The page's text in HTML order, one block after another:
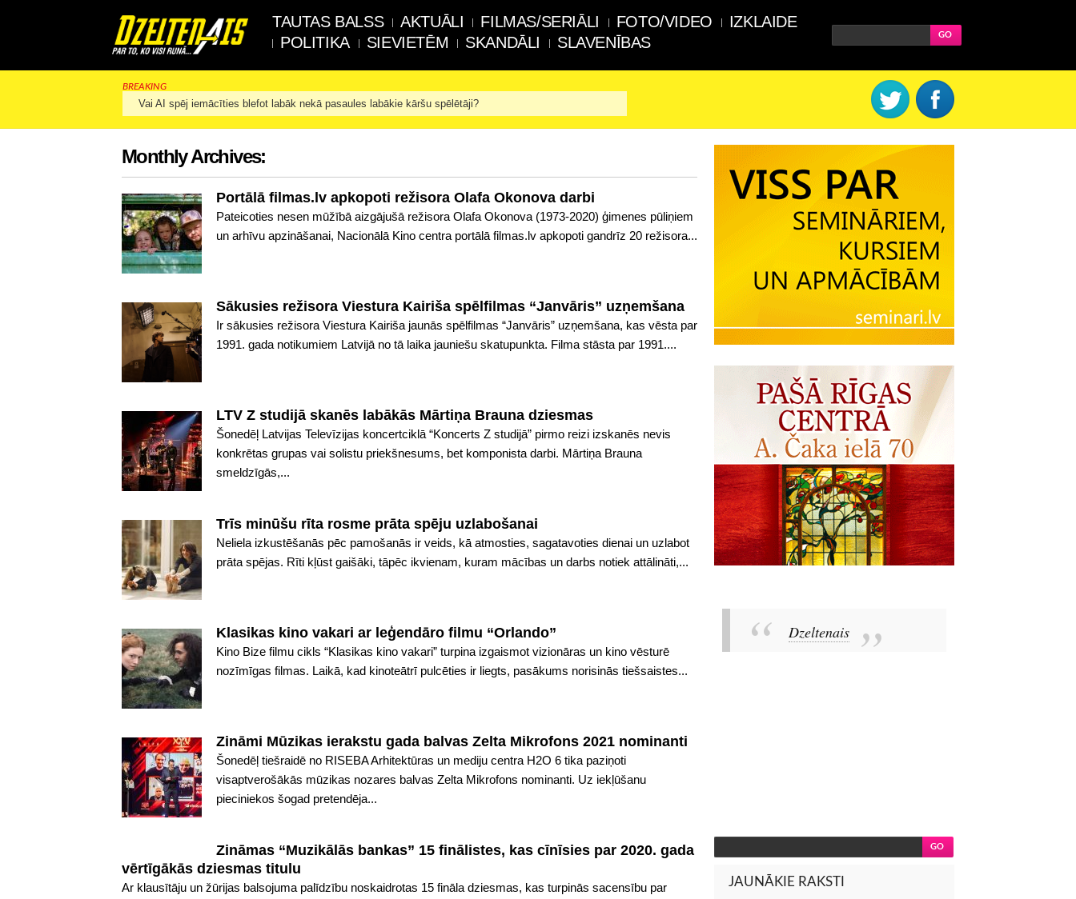
TAUTAS BALSS AKTUĀLI FILMAS/SERIĀLI FOTO/VIDEO
IZKLAIDE
POLITIKA
SIEVIETĒM SKANDĀLI SLAVENĪBAS
BREAKING
Vai AI spēj iemācīties blefot labāk nekā pasaules labākie kāršu spēlētāji?
Monthly Archives:
Portālā filmas.lv apkopoti režisora Olafa Okonova darbi
Pateicoties nesen mūžībā aizgājušā režisora Olafa Okonova (1973-2020) ģimenes pūliņiem
un arhīvu apzināšanai, Nacionālā Kino centra portālā filmas.lv apkopoti gandrīz 20 režisora...
Sākusies režisora Viestura Kairiša spēlfilmas “Janvāris” uzņemšana
Ir sākusies režisora Viestura Kairiša jaunās spēlfilmas “Janvāris” uzņemšana, kas vēsta par
1991. gada notikumiem Latvijā no tā laika jauniešu skatupunkta. Filma stāsta par 1991....
LTV Z studijā skanēs labākās Mārtiņa Brauna dziesmas
Šonedēļ Latvijas Televīzijas koncertciklā “Koncerts Z studijā” pirmo reizi izskanēs nevis
konkrētas grupas vai solistu priekšnesums, bet komponista darbi. Mārtiņa Brauna
smeldzīgās,...
Trīs minūšu rīta rosme prāta spēju uzlabošanai
Neliela izkustēšanās pēc pamošanās ir veids, kā atmosties, sagatavoties dienai un uzlabot
prāta spējas. Rīti kļūst gaišāki, tāpēc ikvienam, kuram mācības un darbs notiek attālināti,...
Klasikas kino vakari ar leģendāro filmu “Orlando”
Kino Bize filmu cikls “Klasikas kino vakari” turpina izgaismot vizionāras un kino vēsturē
nozīmīgas filmas. Laikā, kad kinoteātrī pulcēties ir liegts, pasākums norisinās tiešsaistes...
Zināmi Mūzikas ierakstu gada balvas Zelta Mikrofons 2021 nominanti
Šonedēļ tiešraidē no RISEBA Arhitektūras un mediju centra H2O 6 tika paziņoti
visaptverošākās mūzikas nozares balvas Zelta Mikrofons nominanti. Uz iekļūšanu
pieciniekos šogad pretendēja...
Zināmas “Muzikālās bankas” 15 finālistes, kas cīnīsies par 2020. gada
vērtīgākās dziesmas titulu
Ar klausītāju un žūrijas balsojuma palīdzību noskaidrotas 15 fināla dziesmas, kas turpinās sacensību par
Dzeltenais
JAUNĀKIE RAKSTI